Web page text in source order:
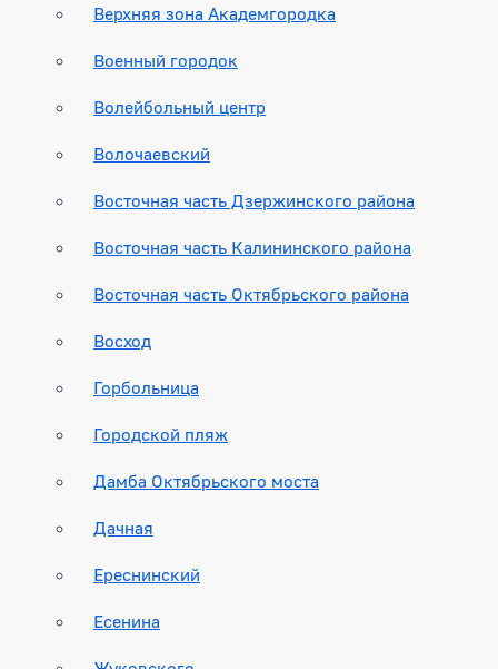
Верхняя зона Академгородка
Военный городок
Волейбольный центр
Волочаевский
Восточная часть Дзержинского района
Восточная часть Калининского района
Восточная часть Октябрьского района
Восход
Горбольница
Городской пляж
Дамба Октябрьского моста
Дачная
Ереснинский
Есенина